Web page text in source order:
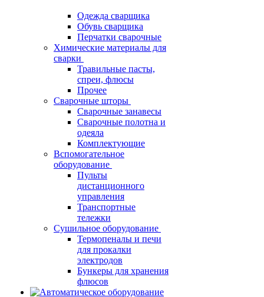
Одежда сварщика
Обувь сварщика
Перчатки сварочные
Химические материалы для
сварки
Травильные пасты,
спреи, флюсы
Прочее
Сварочные шторы
Сварочные занавесы
Сварочные полотна и
одеяла
Комплектующие
Вспомогательное
оборудование
Пульты
дистанционного
управления
Транспортные
тележки
Сушильное оборудование
Термопеналы и печи
для прокалки
электродов
Бункеры для хранения
флюсов